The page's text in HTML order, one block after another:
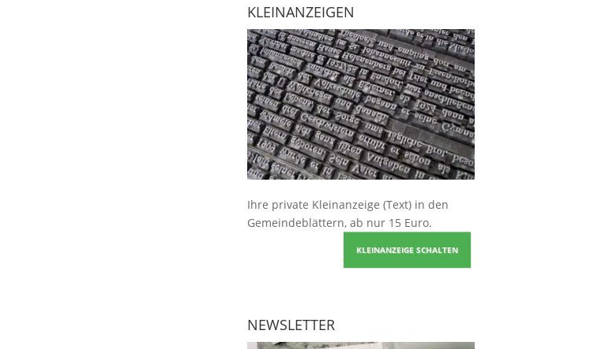
KLEINANZEIGEN
Ihre private Kleinanzeige (Text) in den
Gemeindeblättern, ab nur 15 Euro.
KLEINANZEIGE SCHALTEN
NEWSLETTER